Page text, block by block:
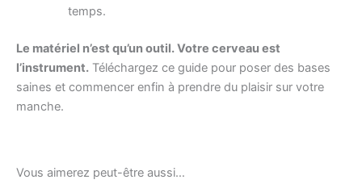
temps.
Le matériel n’est qu’un outil. Votre cerveau est
l’instrument. Téléchargez ce guide pour poser des bases
saines et commencer enfin à prendre du plaisir sur votre
manche.
Vous aimerez peut-être aussi…